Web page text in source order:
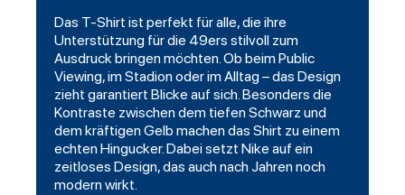
Das T-Shirt ist perfekt für alle, die ihre
Unterstützung für die 49ers stilvoll zum
Ausdruck bringen möchten. Ob beim Public
Viewing, im Stadion oder im Alltag – das Design
zieht garantiert Blicke auf sich. Besonders die
Kontraste zwischen dem tiefen Schwarz und
dem kräftigen Gelb machen das Shirt zu einem
echten Hingucker. Dabei setzt Nike auf ein
zeitloses Design, das auch nach Jahren noch
modern wirkt.